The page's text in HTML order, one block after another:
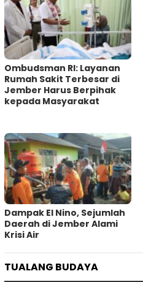
Ombudsman RI: Layanan
Rumah Sakit Terbesar di
Jember Harus Berpihak
kepada Masyarakat
Dampak El Nino, Sejumlah
Daerah di Jember Alami
Krisi Air
TUALANG BUDAYA